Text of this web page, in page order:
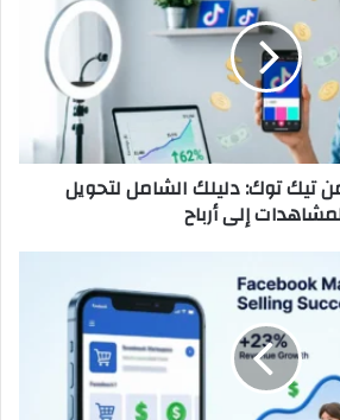
من تيك توك: دليلك الشامل لتحويل
إلى أرباح